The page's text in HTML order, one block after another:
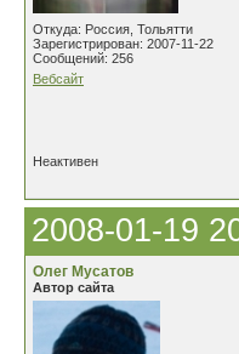
Откуда: Россия, Тольятти
Зарегистрирован: 2007-11-22
Сообщений: 256
Вебсайт
Неактивен
2008-01-19
Олег Мусатов
Автор сайта